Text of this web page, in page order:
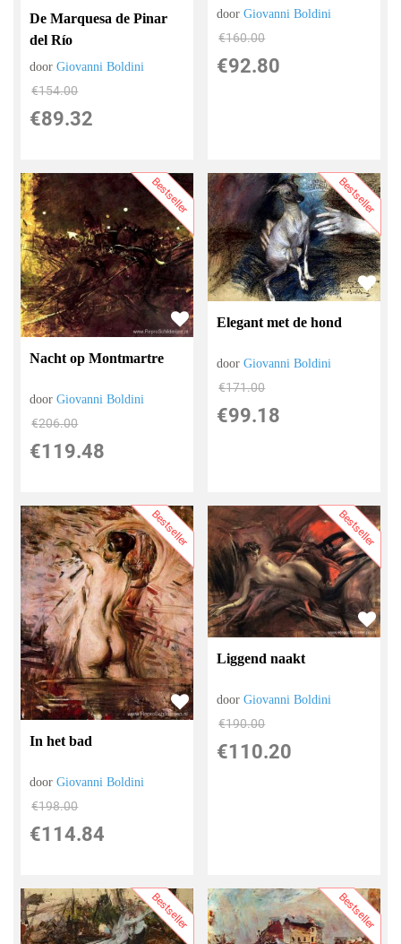
De Marquesa de Pinar
del Río
doorGiovanni Boldini
€154.00
€89.32
doorGiovanni Boldini
€160.00
€92.80
Bestseller
Nacht op Montmartre
doorGiovanni Boldini
€206.00
€119.48
Bestseller
Elegant met de hond
doorGiovanni Boldini
€171.00
€99.18
Bestseller
In het bad
doorGiovanni Boldini
€198.00
€114.84
Bestseller
Liggend naakt
doorGiovanni Boldini
€190.00
€110.20
Bestseller Bestseller